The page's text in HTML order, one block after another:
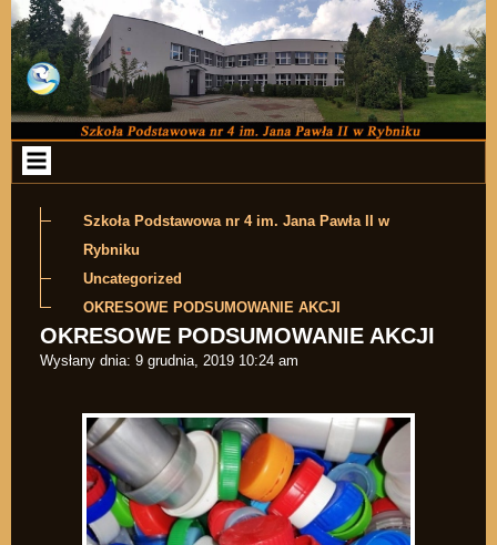
Przejdź do zawartości
Szkoła Podstawowa nr 4 im. Jana Pawła II w
Rybniku
Uncategorized
OKRESOWE PODSUMOWANIE AKCJI
OKRESOWE PODSUMOWANIE AKCJI
Wysłany dnia: 9 grudnia, 2019 10:24 am